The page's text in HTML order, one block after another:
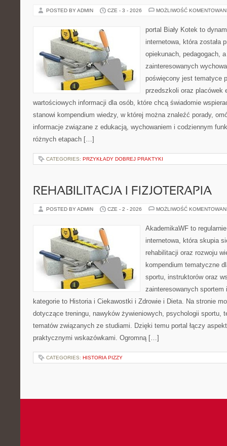
POSTED BY ADMIN CZE - 3 - 2026 MOŻLIWOŚĆ
portal Biały Kotek to
internetowa, która została
opiekunach, pedagogach,
zainteresowanych
poświęcony jest tematyce
przedszkoli oraz placówek
wartościowych informacji dla osób, które chcą świadomie
stanowi kompendium wiedzy, w której można znaleźć porady,
informacje związane z edukacją, wychowaniem i codziennym
różnych etapach […]
CATEGORIES: PRZYKŁADY DOBREJ PRAKTYKI
REHABILITACJA I FIZJOTERAPIA
POSTED BY ADMIN CZE - 2 - 2026 MOŻLIWOŚĆ
AkademikaWF to
internetowa, która skupia
rehabilitacji oraz rozwoju
kompendium tematyczne
sportu, instruktorów oraz
zainteresowanych sportem
kategorie to Historia i Ciekawostki i Zdrowie i Dieta. Na stronie
dotyczące treningu, nawyków żywieniowych, psychologii sportu,
tematów związanych ze studiami. Dzięki temu portal łączy
praktycznymi wskazówkami. Ogromną […]
CATEGORIES: HISTORIA PIZZY